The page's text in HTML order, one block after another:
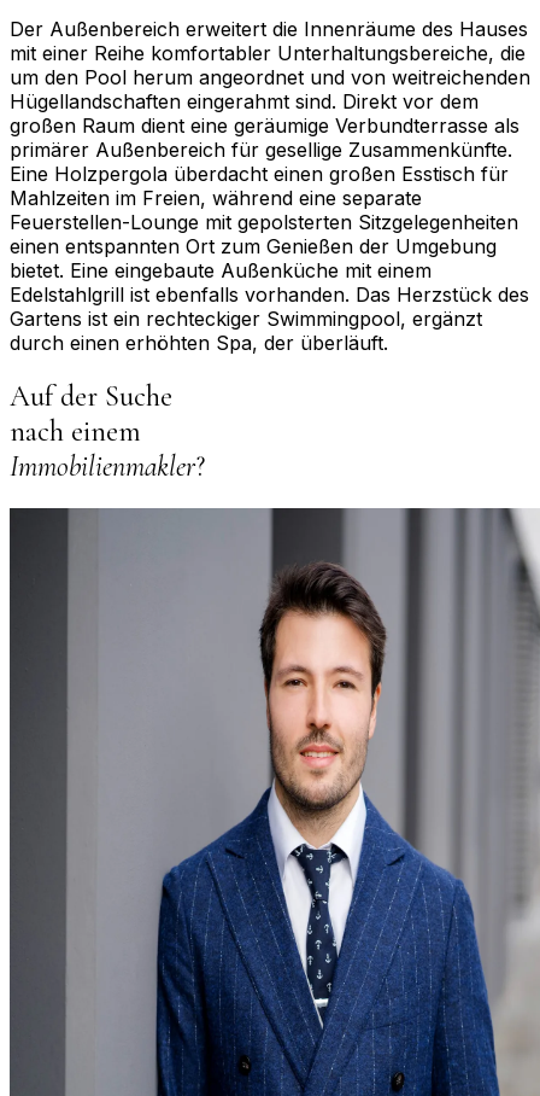
Der Außenbereich erweitert die Innenräume des Hauses
mit einer Reihe komfortabler Unterhaltungsbereiche, die
um den Pool herum angeordnet und von weitreichenden
Hügellandschaften eingerahmt sind. Direkt vor dem
großen Raum dient eine geräumige Verbundterrasse als
primärer Außenbereich für gesellige Zusammenkünfte.
Eine Holzpergola überdacht einen großen Esstisch für
Mahlzeiten im Freien, während eine separate
Feuerstellen-Lounge mit gepolsterten Sitzgelegenheiten
einen entspannten Ort zum Genießen der Umgebung
bietet. Eine eingebaute Außenküche mit einem
Edelstahlgrill ist ebenfalls vorhanden. Das Herzstück des
Gartens ist ein rechteckiger Swimmingpool, ergänzt
durch einen erhöhten Spa, der überläuft.
Auf der Suche
nach einem
Immobilienmakler?